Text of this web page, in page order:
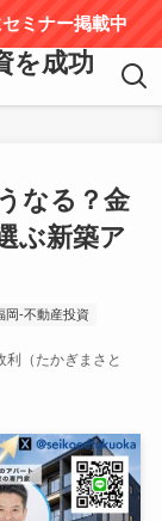
ミナー掲載中
を成功
なる？金
ぶ新築ア
岡-不動産投資
（たかぎまさと